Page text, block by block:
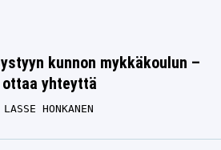
kunnon mykkäkoulun –
yhteyttä
LASSE HONKANEN